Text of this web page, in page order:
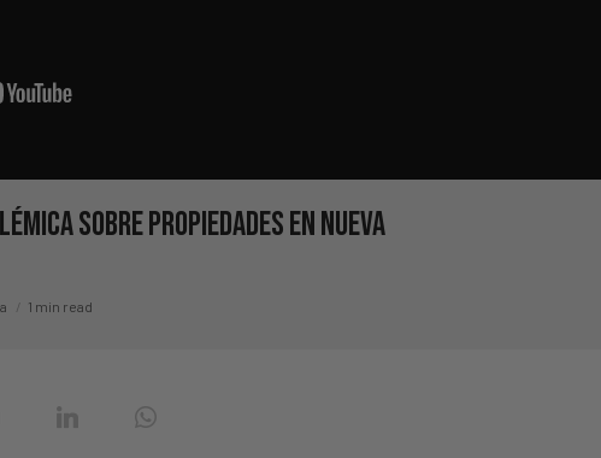
sobre propiedades en Nueva
1 min read